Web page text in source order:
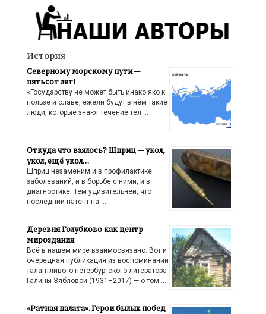
История
Северному морскому пути —
пятьсот лет!
«Государству не может быть инако яко к
пользе и славе, ежели будут в нём такие
люди, которые знают течение тел …
Откуда что взялось? Шприц — укол,
укол, ещё укол…
Шприц незаменим и в профилактике
заболеваний, и в борьбе с ними, и в
диагностике. Тем удивительней, что
последний патент на …
Деревня Голубково как центр
мироздания
Всё в нашем мире взаимосвязано. Вот и
очередная публикация из воспоминаний
талантливого петербургского литератора
Галины Зябловой (1931–2017) — о том …
«Ратная палата». Герои былых побед